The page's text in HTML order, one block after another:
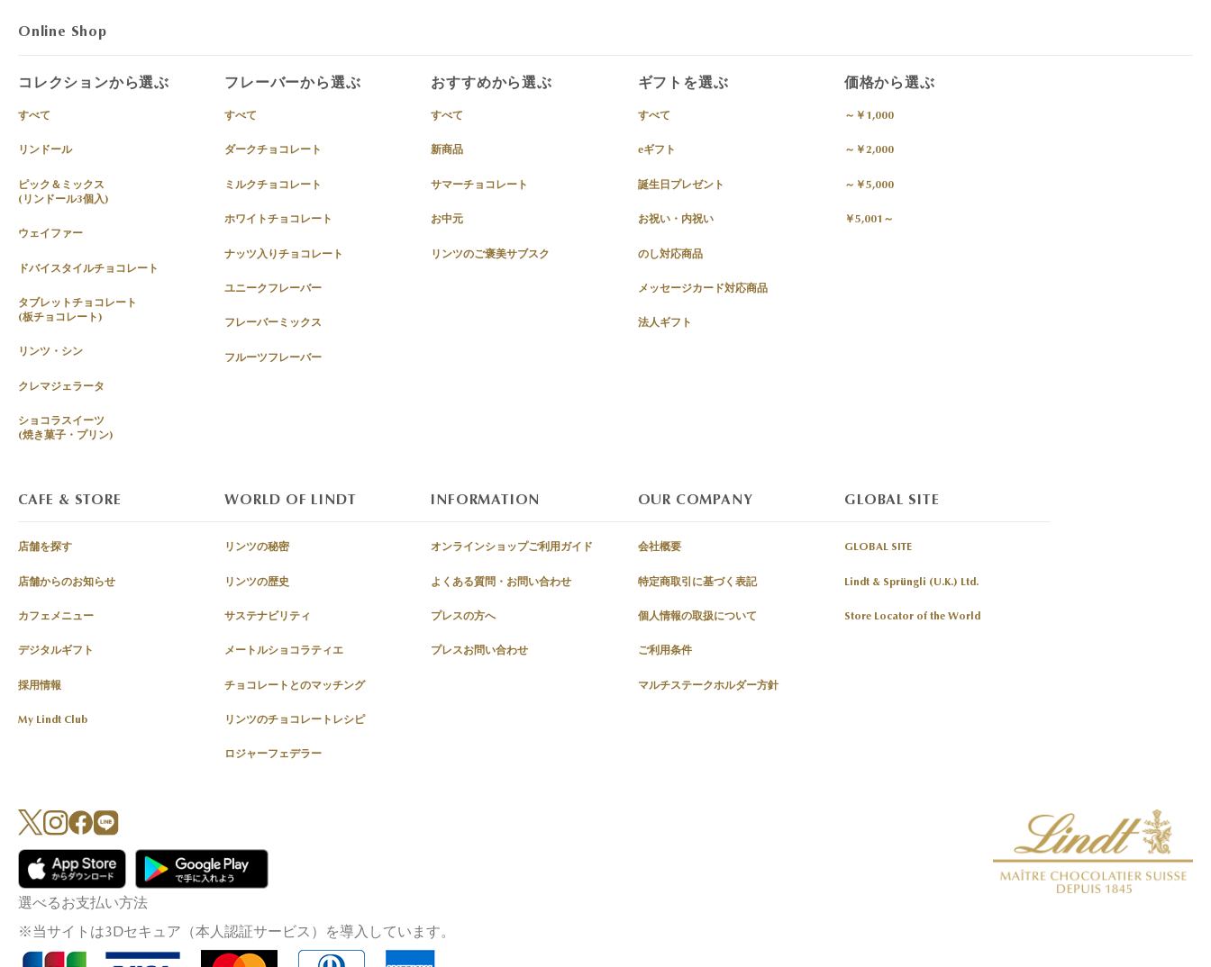
Online Shop
コレクションから選ぶ
すべて
リンドール
ピック＆ミックス
(リンドール3個入)
ウェイファー
ドバイスタイルチョコレート
タブレットチョコレート
(板チョコレート)
リンツ・シン
クレマジェラータ
ショコラスイーツ
(焼き菓子・プリン)
フレーバーから選ぶ
すべて
ダークチョコレート
ミルクチョコレート
ホワイトチョコレート
ナッツ入りチョコレート
ユニークフレーバー
フレーバーミックス
フルーツフレーバー
おすすめから選ぶ
すべて
新商品
サマーチョコレート
お中元
リンツのご褒美サブスク
ギフトを選ぶ
すべて
eギフト
誕生日プレゼント
お祝い・内祝い
のし対応商品
メッセージカード対応商品
法人ギフト
価格から選ぶ
～￥1,000
～￥2,000
～￥5,000
￥5,001～
CAFE & STORE
店舗を探す
店舗からのお知らせ
カフェメニュー
デジタルギフト
採用情報
My Lindt Club
WORLD OF LINDT
リンツの秘密
リンツの歴史
サステナビリティ
メートルショコラティエ
チョコレートとのマッチング
リンツのチョコレートレシピ
ロジャーフェデラー
INFORMATION
オンラインショップご利用ガイド
よくある質問・お問い合わせ
プレスの方へ
プレスお問い合わせ
OUR COMPANY
会社概要
特定商取引に基づく表記
個人情報の取扱について
ご利用条件
マルチステークホルダー方針
GLOBAL SITE
GLOBAL SITE
Lindt & Sprüngli (U.K.) Ltd.
Store Locator of the World
選べるお支払い方法
※当サイトは3Dセキュア（本人認証サービス）を導入しています。